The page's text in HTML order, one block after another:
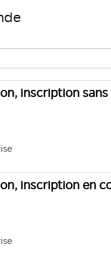
inscription
inscription en